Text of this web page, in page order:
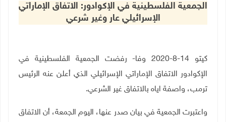
الجمعية الفلسطينية في الإكوادور: الاتفاق الإماراتي
الإسرائيلي عار وغير شرعي
كيتو 14-8-2020 وفا- رفضت الجمعية الفلسطينية في
الإكوادور الاتفاق الإماراتي الإسرائيلي الذي أعلن عنه الرئيس
ترمب، واصفة اياه بالاتفاق غير الشرعي.
واعتبرت الجمعية في بيان صدر عنها، اليوم الجمعة، أن الاتفاق